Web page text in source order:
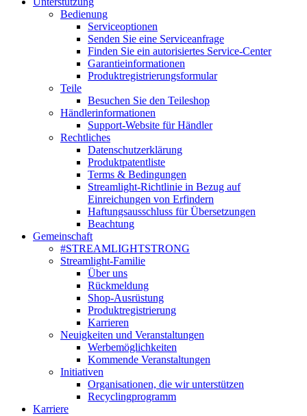
Bedienung
Serviceoptionen
Senden Sie eine Serviceanfrage
Finden Sie ein autorisiertes Service-Center
Garantieinformationen
Produktregistrierungsformular
Teile
Besuchen Sie den Teileshop
Händlerinformationen
Support-Website für Händler
Rechtliches
Datenschutzerklärung
Produktpatentliste
Terms & Bedingungen
Streamlight-Richtlinie in Bezug auf
Einreichungen von Erfindern
Haftungsausschluss für Übersetzungen
Beachtung
Gemeinschaft
#STREAMLIGHTSTRONG
Streamlight-Familie
Über uns
Rückmeldung
Shop-Ausrüstung
Produktregistrierung
Karrieren
Neuigkeiten und Veranstaltungen
Werbemöglichkeiten
Kommende Veranstaltungen
Initiativen
Organisationen, die wir unterstützen
Recyclingprogramm
Karriere